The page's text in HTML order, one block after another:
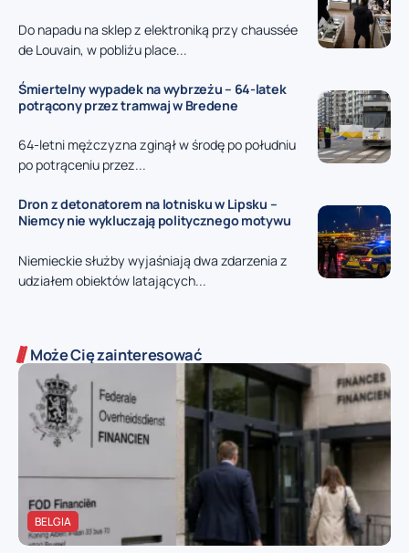
Do napadu na sklep z elektroniką przy chaussée
de Louvain, w pobliżu place...
Śmiertelny wypadek na wybrzeżu – 64-latek
potrącony przez tramwaj w Bredene
64-letni mężczyzna zginął w środę po południu
po potrąceniu przez...
Dron z detonatorem na lotnisku w Lipsku –
Niemcy nie wykluczają politycznego motywu
Niemieckie służby wyjaśniają dwa zdarzenia z
udziałem obiektów latających...
Może Cię zainteresować
BELGIA